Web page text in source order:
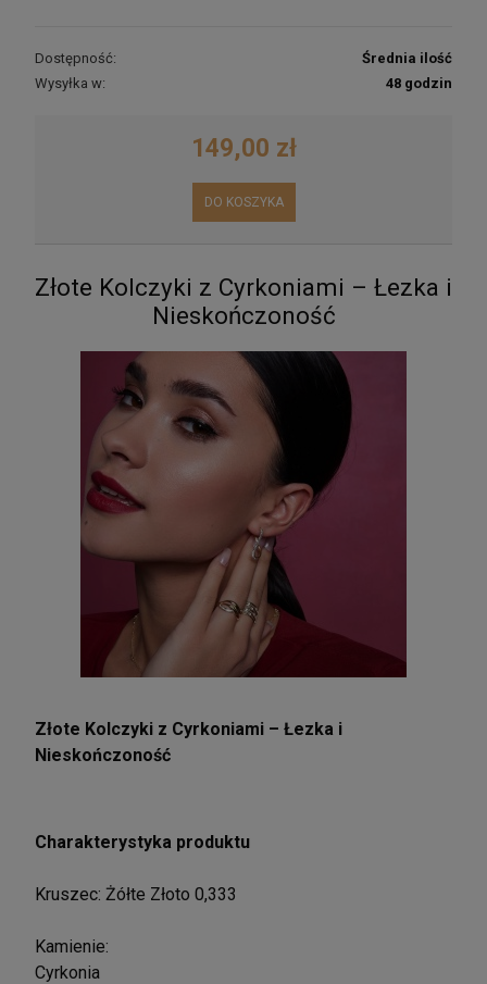
Dostępność:
Średnia ilość
Wysyłka w:
48 godzin
149,00 zł
DO KOSZYKA
Złote Kolczyki z Cyrkoniami – Łezka i
Nieskończoność
Złote Kolczyki z Cyrkoniami – Łezka i
Nieskończoność
Charakterystyka produktu
Kruszec: Żółte Złoto 0,333
Kamienie:
Cyrkonia